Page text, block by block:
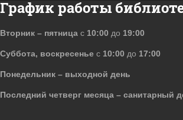
График работы
Вторник – пятница с 10:00 до 19:00
Суббота, воскресенье с 10:00 до 17:00
Понедельник – выходной день
Последний четверг месяца – санитарный